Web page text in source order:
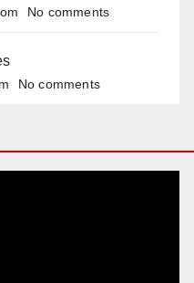
No comments
No comments